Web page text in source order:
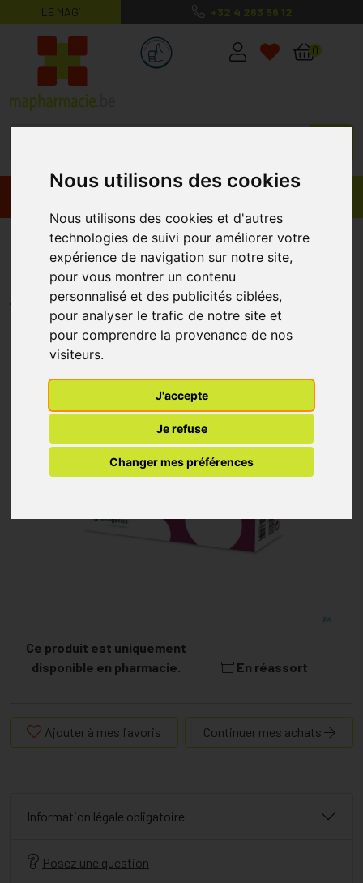
Nous utilisons des cookies
Nous utilisons des cookies et d'autres
technologies de suivi pour améliorer votre
expérience de navigation sur notre site,
pour vous montrer un contenu
personnalisé et des publicités ciblées,
pour analyser le trafic de notre site et
pour comprendre la provenance de nos
visiteurs.
J'accepte
Je refuse
Changer mes préférences
LE MAG’ +32 4 263 56 12
MaPharmacie.be ma santé, mes
0
Vitamine D 3000iu Metagenics
168 Comprimés Promo -20%
METAGENICS
Ce produit est uniquement
disponible en pharmacie.
En réassort
Ajouter à mes favoris Continuer mes achats
Information légale obligatoire
Posez une question